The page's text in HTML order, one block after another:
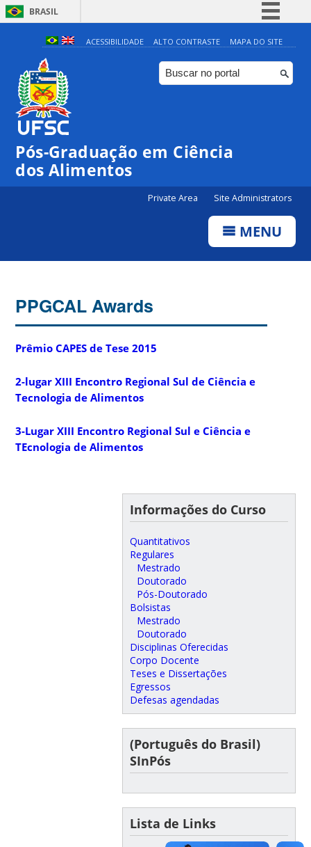
BRASIL
Simplifique!
Comunica BR
Participe
Canais
ACESSIBILIDADE ALTO CONTRASTE MAPA DO SITE
Pós-Graduação em Ciência
dos Alimentos
Private Area Site Administrators
MENU
PPGCAL Awards
Prêmio CAPES de Tese 2015
2-lugar XIII Encontro Regional Sul de Ciência e
Tecnologia de Alimentos
3-Lugar XIII Encontro Regional Sul e Ciência e
TEcnologia de Alimentos
Informações do Curso
Quantitativos
Regulares
Mestrado
Doutorado
Pós-Doutorado
Bolsistas
Mestrado
Doutorado
Disciplinas Oferecidas
Corpo Docente
Teses e Dissertações
Egressos
Defesas agendadas
(Português do Brasil)
SInPós
Lista de Links